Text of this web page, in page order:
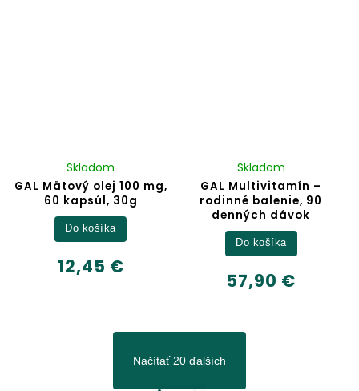
GAL Mätový olej 100 mg,
60 kapsúl, 30g
Skladom
12,45 €
Do košíka
GAL Multivitamín –
rodinné balenie, 90
denných dávok
Skladom
57,90 €
Do košíka
Načítať 20 ďalších